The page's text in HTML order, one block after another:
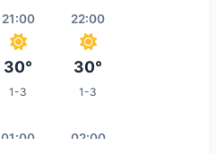
21:00
30°
1-3
22:00
30°
1-3
01:00 02:00